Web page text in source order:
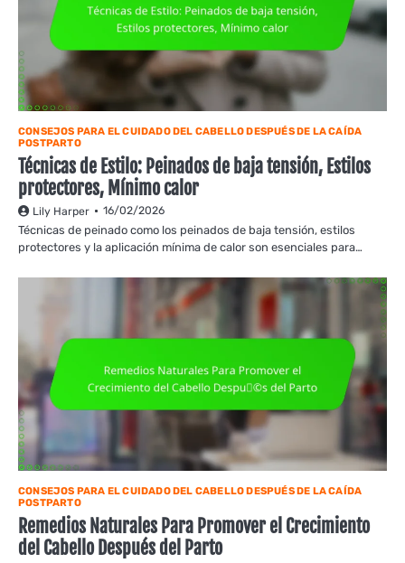
CONSEJOS PARA EL CUIDADO DEL CABELLO DESPUÉS DE LA CAÍDA
POSTPARTO
Técnicas de Estilo: Peinados de baja tensión, Estilos
protectores, Mínimo calor
Lily Harper 16/02/2026
Técnicas de peinado como los peinados de baja tensión, estilos
protectores y la aplicación mínima de calor son esenciales para…
CONSEJOS PARA EL CUIDADO DEL CABELLO DESPUÉS DE LA CAÍDA
POSTPARTO
Remedios Naturales Para Promover el Crecimiento
del Cabello Después del Parto